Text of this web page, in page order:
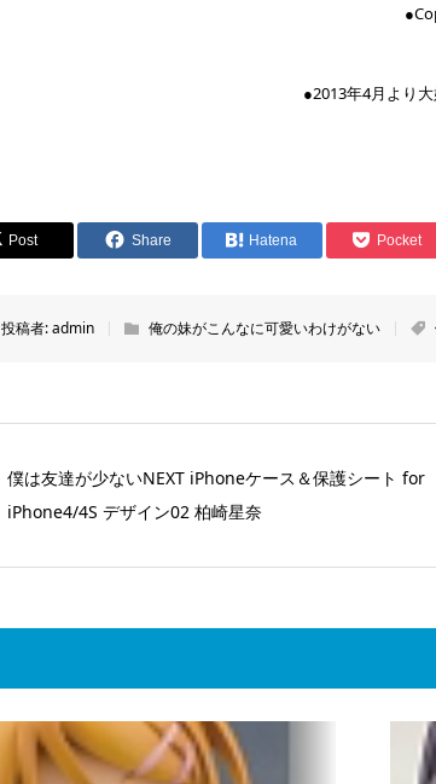
●2013年4月より
Post Share Hatena Pocket
投稿者:admin 俺の妹がこんなに可愛いわけがない
僕は友達が少ないNEXT iPhoneケース＆保護シート for
iPhone4/4S デザイン02 柏崎星奈